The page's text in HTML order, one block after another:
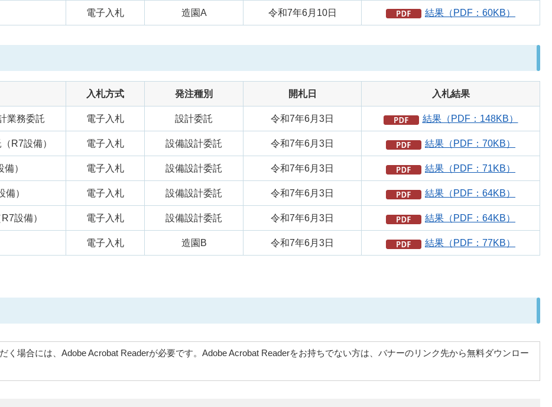
電子入札 造園A 令和7年6月10日 結果（PDF：60KB）
入札方式 発注種別 開札日 入札結果
業務委託 電子入札 設計委託 令和7年6月3日 結果（PDF：148KB）
R7設備） 電子入札 設備設計委託 令和7年6月3日 結果（PDF：70KB）
） 電子入札 設備設計委託 令和7年6月3日 結果（PDF：71KB）
） 電子入札 設備設計委託 令和7年6月3日 結果（PDF：64KB）
設備） 電子入札 設備設計委託 令和7年6月3日 結果（PDF：64KB）
電子入札 造園B 令和7年6月3日 結果（PDF：77KB）
く場合には、Adobe Acrobat Readerが必要です。Adobe Acrobat Readerをお持ちでない方は、バナーのリンク先から無料ダウンロー